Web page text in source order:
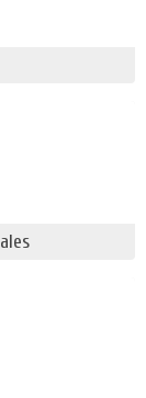
dans
font le
nulle)
de
de